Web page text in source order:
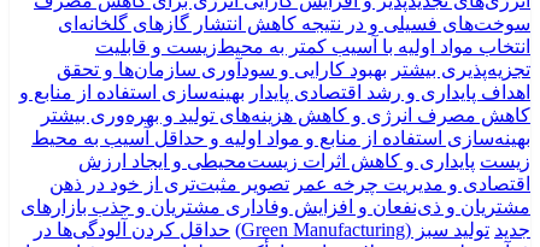
سوخت‌های فسیلی و در نتیجه کاهش انتشار گازهای گلخانه‌ای
انتخاب مواد اولیه با آسیب کمتر به محیط‌زیست و قابلیت
تجزیه‌پذیری بیشتر بهبود کارایی و سودآوری سازمان‌ها و تحقق
اهداف پایداری و رشد اقتصادی پایدار بهینه‌سازی استفاده از منابع و
کاهش مصرف انرژی و کاهش هزینه‌های تولید و بهره‌وری بیشتر
بهینه‌سازی استفاده از منابع و مواد اولیه و حداقل آسیب به محیط
زیست پایداری و کاهش اثرات زیست‌محیطی و ایجاد ارزش
اقتصادی و مدیریت چرخه عمر تصویر مثبت‌تری از خود در ذهن
مشتریان و ذی‌نفعان و افزایش وفاداری مشتریان و جذب بازارهای
جدید تولید سبز (Green Manufacturing)
حداقل کردن آلودگی‌ها در